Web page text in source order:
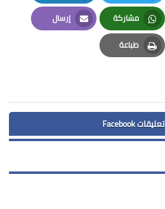
Twitter
LinkedIn
مشاركة
Whatsapp
إرسال
Email
طباعة
Print
تعليقات Facebook